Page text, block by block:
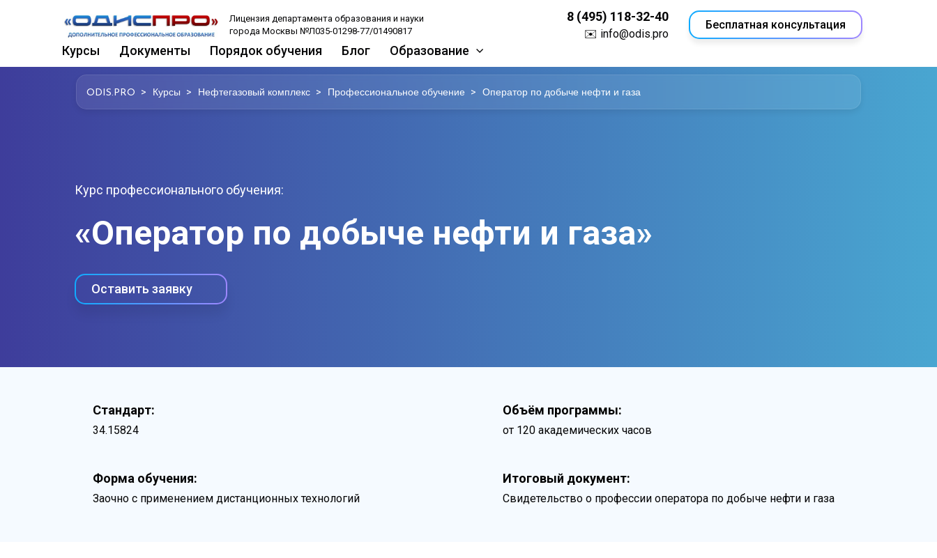
Лицензия департамента образования и науки
города Москвы №Л035-01298-77/01490817
8 (495) 118-32-40
✉️ info@odis.pro
Бесплатная консультация
Курсы Документы Порядок обучения Блог Образование
ODIS.PRO > Курсы > Нефтегазовый комплекс > Профессиональное обучение > Оператор по добыче нефти и газа
Курс профессионального обучения:
«Оператор по добыче нефти и газа»
Оставить заявку
Стандарт:
34.15824
Объём программы:
от 120 академических часов
Форма обучения:
Заочно с применением дистанционных технологий
Итоговый документ:
Свидетельство о профессии оператора по добыче нефти и газа